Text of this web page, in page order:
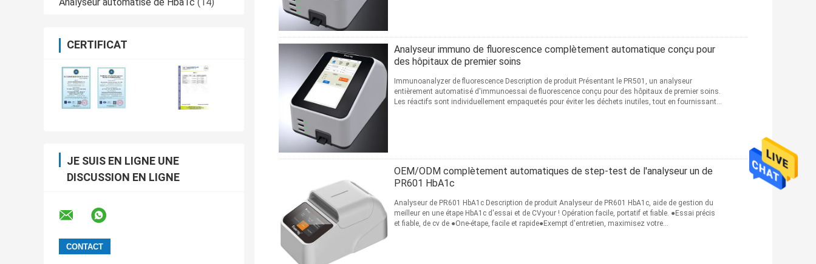
CERTIFICAT
JE SUIS EN LIGNE UNE
DISCUSSION EN LIGNE
Analyseur immuno de fluorescence complètement automatique conçu pour
des hôpitaux de premier soins
Immunoanalyzer de fluorescence Description de produit Présentant le PR501, un analyseur
entièrement automatisé d'immunoessai de fluorescence conçu pour des hôpitaux de premier soins.
Les réactifs sont individuellement empaquetés pour éviter les déchets inutiles, tout en fournissant
OEM/ODM complètement automatiques de step-test de l'analyseur un de
PR601 HbA1c
Analyseur de PR601 HbA1c Description de produit Analyseur de PR601 HbA1c, aide de gestion du
meilleur en une étape HbA1c d'essai et de CVyour ! Opération facile, portatif et fiable. ●Essai précis
et fiable, de cv de ●One-étape, facile et rapide●Exempt d'entretien, maximisez votre